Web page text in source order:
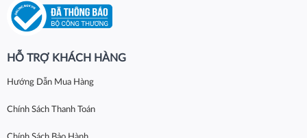
HỖ TRỢ KHÁCH HÀNG
Hướng Dẫn Mua Hàng
Chính Sách Thanh Toán